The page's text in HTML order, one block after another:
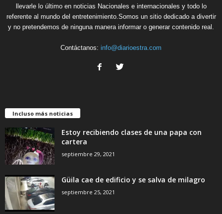
llevarle lo último en noticias Nacionales e internacionales y todo lo
referente al mundo del entretenimiento.Somos un sitio dedicado a divertir
y no pretendemos de ninguna manera informar o generar contenido real.
Contáctanos: info@diarioestra.com
Incluso más noticias
Estoy recibiendo clases de una papa con
cartera
septiembre 29, 2021
Güila cae de edificio y se salva de milagro
septiembre 25, 2021